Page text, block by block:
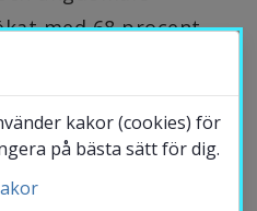
med 68 procent
forskning från
och Karlstads
av
kakor (cookies) för
på bästa sätt för dig.